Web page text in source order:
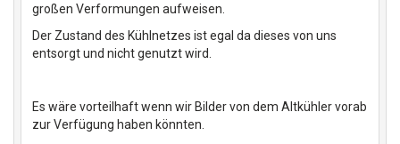
großen Verformungen aufweisen.
Der Zustand des Kühlnetzes ist egal da dieses von uns
entsorgt und nicht genutzt wird.
Es wäre vorteilhaft wenn wir Bilder von dem Altkühler vorab
zur Verfügung haben könnten.